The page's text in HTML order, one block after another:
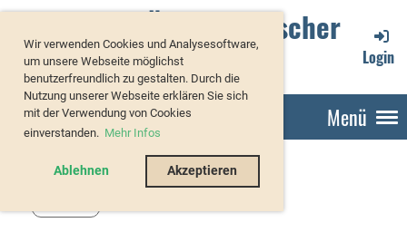
Wir verwenden Cookies und Analysesoftware,
um unsere Webseite möglichst
benutzerfreundlich zu gestalten. Durch die
Nutzung unserer Webseite erklären Sie sich
mit der Verwendung von Cookies
einverstanden. Mehr Infos
Ablehnen Akzeptieren
Verband Österreichischer
Forellenzüchter
Login
Menü